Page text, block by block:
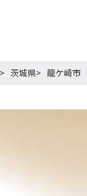
茨城県 龍ケ崎市